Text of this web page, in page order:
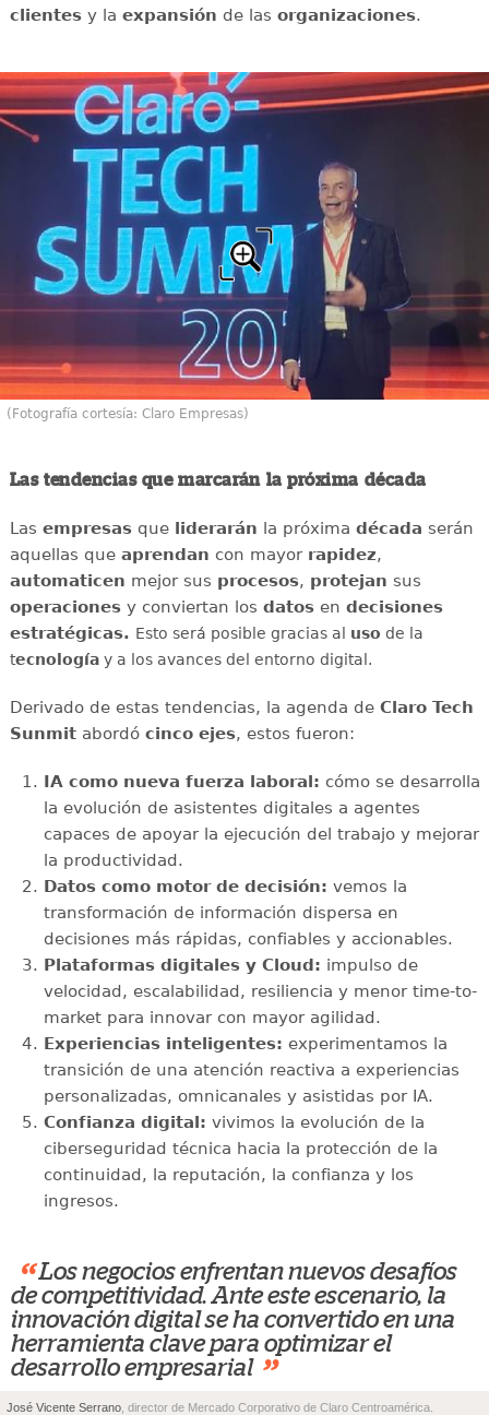
clientesy la expansión de las organizaciones.
(Fotografía cortesía: Claro Empresas)
Las tendencias que marcarán la próxima década
Las empresasqueliderarán la próxima década serán
aquellas queaprendan con mayor rapidez,
automaticen mejor sus procesos, protejan sus
operacionesy conviertan los datosen decisiones
estratégicas. Esto será posible gracias al uso de la
tecnologíay a los avances del entorno digital.
Derivado de estas tendencias, la agenda de Claro Tech
Sunmitabordó cinco ejes, estos fueron:
IA como nueva fuerza laboral: cómo se desarrolla
la evolución de asistentes digitales a agentes
capaces de apoyar la ejecución del trabajo y mejorar
la productividad.
Datos como motor de decisión: vemos la
transformación de información dispersa en
decisiones más rápidas, confiables y accionables.
Plataformas digitales y Cloud: impulso de
velocidad, escalabilidad, resiliencia y menor time-to-
market para innovar con mayor agilidad.
Experiencias inteligentes: experimentamos la
transición de una atención reactiva a experiencias
personalizadas, omnicanales y asistidas por IA.
Confianza digital: vivimos la evolución de la
ciberseguridad técnica hacia la protección de la
continuidad, la reputación, la confianza y los
ingresos.
“ Los negocios enfrentan nuevos desafíos
de competitividad. Ante este escenario, la
innovación digital se ha convertido en una
herramienta clave para optimizar el
desarrollo empresarial ”
José Vicente Serrano , director de Mercado Corporativo de Claro Centroamérica.